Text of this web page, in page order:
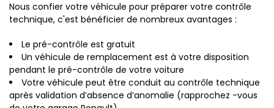
Nous confier votre véhicule pour préparer votre contrôle
technique, c'est bénéficier de nombreux avantages :
Le pré-contrôle est gratuit
Un véhicule de remplacement est à votre disposition
pendant le pré-contrôle de votre voiture
Votre véhicule peut être conduit au contrôle technique
après validation d’absence d’anomalie (rapprochez -vous